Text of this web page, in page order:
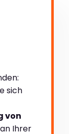
sich
von
Ihrer